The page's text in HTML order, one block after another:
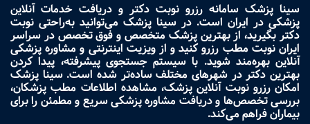
سینا پزشک سامانه رزرو نوبت دکتر و دریافت خدمات آنلاین
پزشکی در ایران است. در سینا پزشک می‌توانید به‌راحتی نوبت
دکتر بگیرید، از بهترین پزشک متخصص و فوق تخصص در سراسر
ایران نوبت مطب رزرو کنید و از ویزیت اینترنتی و مشاوره پزشکی
آنلاین بهره‌مند شوید. با سیستم جستجوی پیشرفته، پیدا کردن
بهترین دکتر در شهرهای مختلف ساده‌تر شده است. سینا پزشک
امکان رزرو نوبت آنلاین پزشک، مشاهده اطلاعات مطب پزشکان،
بررسی تخصص‌ها و دریافت مشاوره پزشکی سریع و مطمئن را برای
بیماران فراهم می‌کند.